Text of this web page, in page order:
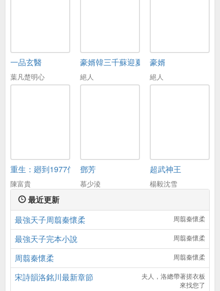
一品玄醫
葉凡楚明心
豪婿韓三千蘇迎夏
絕人
豪婿
絕人
重生：廻到1977儅嬭爸
陳富貴
鄧芳
慕少淩
超武神王
楊毅沈雪
最近更新
最強天子周翦秦懷柔
周翦秦懷柔
最強天子完本小說 周翦秦懷柔
周翦秦懷柔 周翦秦懷柔
宋詩韻洛銘川最新章節
夫人，洛總帶著搓衣板
來找您了